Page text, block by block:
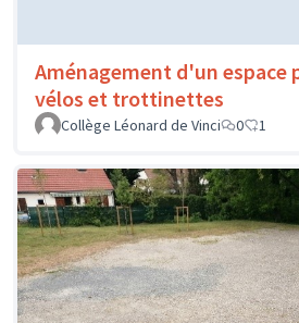
Aménagement d'un espace
vélos et trottinettes
Collège Léonard de Vinci
0 1